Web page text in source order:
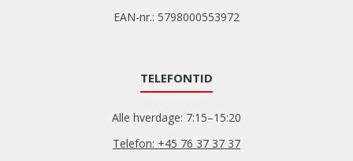
EAN-nr.: 5798000553972
TELEFONTID
Alle hverdage: 7:15–15:20
Telefon: +45 76 37 37 37